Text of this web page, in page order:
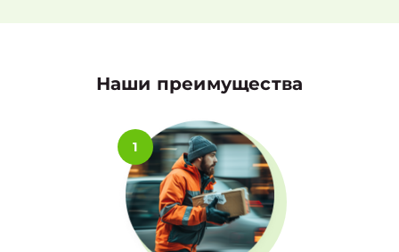
Наши преимущества
1